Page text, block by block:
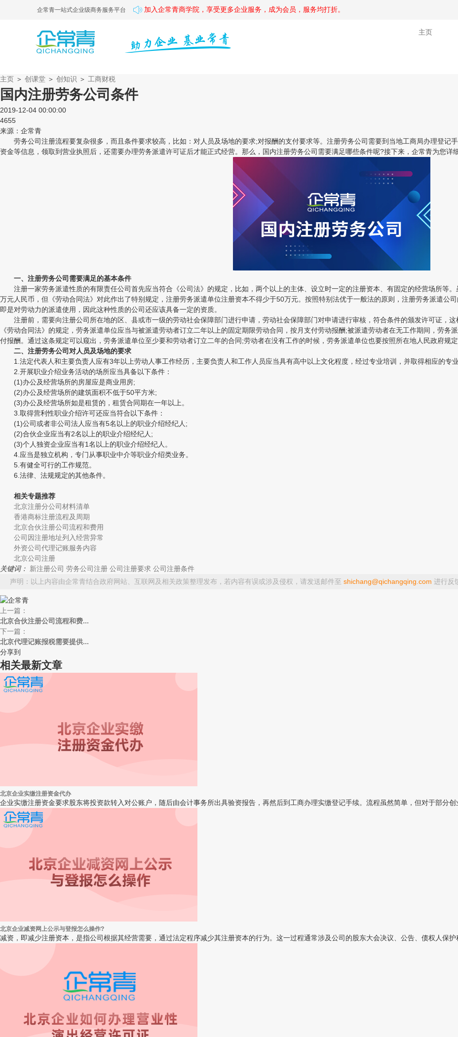
企常青一站式企业级商务服务平台 加入企常青商学院，享受更多企业服务，成为会员，服务均打折。
主页
主页 ＞ 创课堂 ＞ 创知识 ＞ 工商财税
国内注册劳务公司条件
2019-12-04 00:00:00
4655
来源：企常青
劳务公司注册流程要复杂很多，而且条件要求较高，比如：对人员及场地的要求;对报酬的支付要求等。注册劳务公司需要到当地工商局办理登记
资金等信息，领取到营业执照后，还需要办理劳务派遣许可证后才能正式经营。那么，国内注册劳务公司需要满足哪些条件呢?接下来，企常青为您详
一、注册劳务公司需要满足的基本条件
注册一家劳务派遣性质的有限责任公司首先应当符合《公司法》的规定，比如，两个以上的主体、设立时一定的注册资本、有固定的经营场所等
万元人民币，但《劳动合同法》对此作出了特别规定，注册劳务派遣单位注册资本不得少于50万元。按照特别法优于一般法的原则，注册劳务派遣公
即是对劳动力的派遣使用，因此这种性质的公司还应该具备一定的资质。
注册前，需要向注册公司所在地的区、县或市一级的劳动社会保障部门进行申请，劳动社会保障部门对申请进行审核，符合条件的颁发许可证，
《劳动合同法》的规定，劳务派遣单位应当与被派遣劳动者订立二年以上的固定期限劳动合同，按月支付劳动报酬;被派遣劳动者在无工作期间，劳
付报酬。通过这条规定可以窥出，劳务派遣单位至少要和劳动者订立二年的合同;劳动者在没有工作的时候，劳务派遣单位也要按照所在地人民政府规
二、注册劳务公司对人员及场地的要求
1.法定代表人和主要负责人应有3年以上劳动人事工作经历，主要负责人和工作人员应当具有高中以上文化程度，经过专业培训，并取得相应的专业
2.开展职业介绍业务活动的场所应当具备以下条件：
(1)办公及经营场所的房屋应是商业用房;
(2)办公及经营场所的建筑面积不低于50平方米;
(3)办公及经营场所如是租赁的，租赁合同期在一年以上。
3.取得营利性职业介绍许可还应当符合以下条件：
(1)公司或者非公司法人应当有5名以上的职业介绍经纪人;
(2)合伙企业应当有2名以上的职业介绍经纪人;
(3)个人独资企业应当有1名以上的职业介绍经纪人。
4.应当是独立机构，专门从事职业中介等职业介绍类业务。
5.有健全可行的工作规范。
6.法律、法规规定的其他条件。
相关专题推荐
北京注册分公司材料清单
香港商标注册流程及周期
北京合伙注册公司流程和费用
公司因注册地址列入经营异常
外资公司代理记账服务内容
北京公司注册
关键词： 新注册公司 劳务公司注册 公司注册要求 公司注册条件
声明：以上内容由企常青结合政府网站、互联网及相关政策整理发布，若内容有误或涉及侵权，请发送邮件至 shichang@qichangqing.com 进行反
上一篇：
北京合伙注册公司流程和费...
下一篇：
北京代理记账报税需要提供...
分享到
相关最新文章
北京企业实缴注册资金代办
企业实缴注册资金要求股东将投资款转入对公账户，随后由会计事务所出具验资报告，再然后到工商办理实缴登记手续。流程虽然简单，但对于部分创
北京企业减资网上公示与登报怎么操作?
减资，即减少注册资本，是指公司根据其经营需要，通过法定程序减少其注册资本的行为。这一过程通常涉及公司的股东大会决议、公告、债权人保护